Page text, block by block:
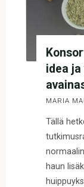
idea
MARIA
Tällä
haun